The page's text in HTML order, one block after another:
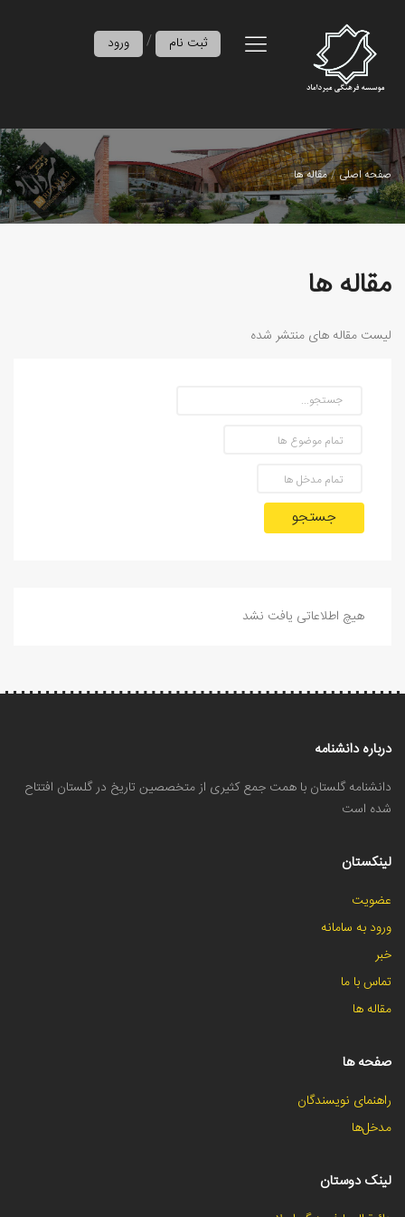
ورود / ثبت نام
صفحه اصلی مقاله ها
مقاله ها
لیست مقاله های منتشر شده
جستجو
هیچ اطلاعاتی یافت نشد
درباره دانشنامه
دانشنامه گلستان با همت جمع کثیری از متخصصین تاریخ در گلستان افتتاح
شده است
لینکستان
عضویت
ورود به سامانه
خبر
تماس با ما
مقاله ها
صفحه ها
راهنمای نویسندگان
مدخل‌ها
لینک دوستان